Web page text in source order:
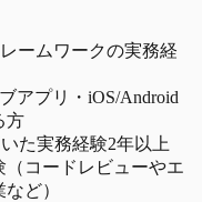
ームワークの実務経
アプリ・iOS/Android
方
た実務経験2年以上
コードレビューやエ
ど）